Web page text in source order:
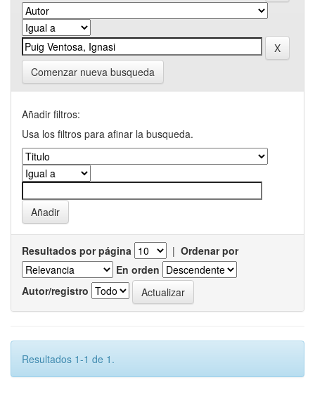
Comenzar nueva busqueda
Añadir filtros:
Usa los filtros para afinar la busqueda.
Resultados por página | Ordenar por
En orden
Autor/registro
Resultados 1-1 de 1.